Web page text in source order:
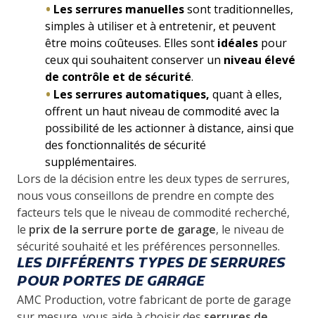
Les serrures manuellessont traditionnelles,
simples à utiliser et à entretenir, et peuvent
être moins coûteuses. Elles sont idéales pour
ceux qui souhaitent conserver un niveau élevé
de contrôle et de sécurité.
Les serrures automatiques, quant à elles,
offrent un haut niveau de commodité avec la
possibilité de les actionner à distance, ainsi que
des fonctionnalités de sécurité
supplémentaires.
Lors de la décision entre les deux types de serrures,
nous vous conseillons de prendre en compte des
facteurs tels que le niveau de commodité recherché,
le prix de la serrure porte de garage, le niveau de
sécurité souhaité et les préférences personnelles.
LES DIFFÉRENTS TYPES DE SERRURES
POUR PORTES DE GARAGE
AMC Production, votre fabricant de porte de garage